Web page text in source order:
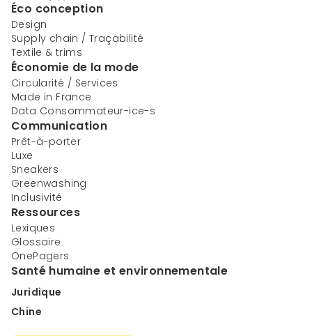
Éco conception
Design
Supply chain / Traçabilité
Textile & trims
Économie de la mode
Circularité / Services
Made in France
Data Consommateur-ice-s
Communication
Prêt-à-porter
Luxe
Sneakers
Greenwashing
Inclusivité
Ressources
Lexiques
Glossaire
OnePagers
Santé humaine et environnementale
Juridique
Chine